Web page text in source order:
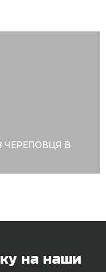
ЧЕРЕПОВЦЯ В
на наши